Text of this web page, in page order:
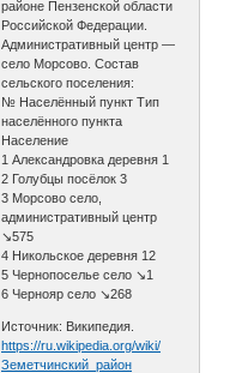
районе Пензенской области
Российской Федерации.
Административный центр —
село Морсово. Состав
сельского поселения:
№ Населённый пункт Тип
населённого пункта
Население
1 Александровка деревня 1
2 Голубцы посёлок 3
3 Морсово село,
административный центр
↘575
4 Никольское деревня 12
5 Чернопоселье село ↘1
6 Чернояр село ↘268
Источник: Википедия.
https://ru.wikipedia.org/wiki/
Земетчинский_район